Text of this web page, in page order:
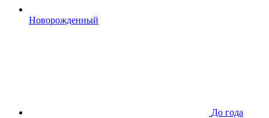
Новорожденный
До года